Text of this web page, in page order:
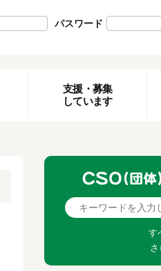
パスワード
支援・募集
しています
す